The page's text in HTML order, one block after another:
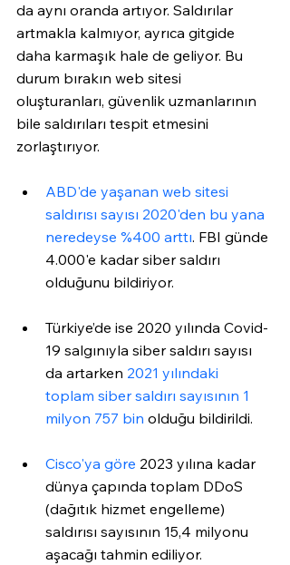
da aynı oranda artıyor. Saldırılar
artmakla kalmıyor, ayrıca gitgide
daha karmaşık hale de geliyor. Bu
durum bırakın web sitesi
oluşturanları, güvenlik uzmanlarının
bile saldırıları tespit etmesini
zorlaştırıyor.
ABD'de yaşanan web sitesi
saldırısı sayısı 2020'den bu yana
neredeyse %400 arttı. FBI günde
4.000'e kadar siber saldırı
olduğunu bildiriyor.
Türkiye’de ise 2020 yılında Covid-
19 salgınıyla siber saldırı sayısı
da artarken 2021 yılındaki
toplam siber saldırı sayısının 1
milyon 757 bin olduğu bildirildi.
Cisco'ya göre 2023 yılına kadar
dünya çapında toplam DDoS
(dağıtık hizmet engelleme)
saldırısı sayısının 15,4 milyonu
aşacağı tahmin ediliyor.